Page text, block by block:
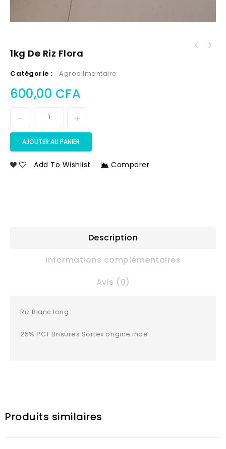
1kg De Riz Flora
Catégorie : Agroalimentaire
600,00 CFA
AJOUTER AU PANIER
Add To Wishlist Comparer
Description
Informations complémentaires
Avis (0)
Riz Blanc long
25% PCT Brisures Sortex origine inde
Produits similaires